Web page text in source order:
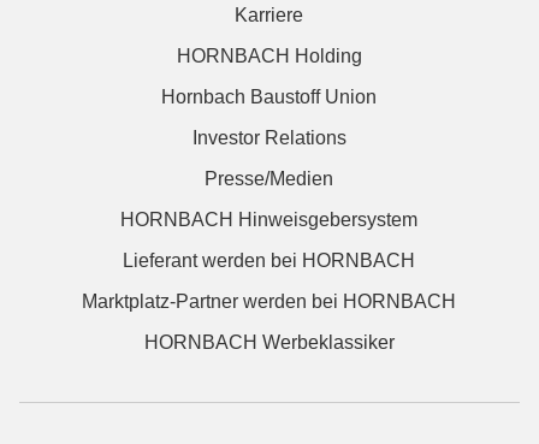
Karriere
HORNBACH Holding
Hornbach Baustoff Union
Investor Relations
Presse/Medien
HORNBACH Hinweisgebersystem
Lieferant werden bei HORNBACH
Marktplatz-Partner werden bei HORNBACH
HORNBACH Werbeklassiker